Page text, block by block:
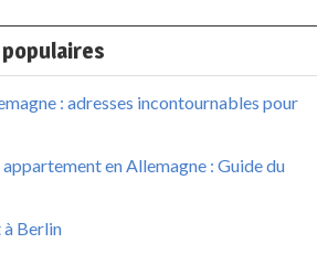
: adresses incontournables pour
en Allemagne : Guide du
à Berlin